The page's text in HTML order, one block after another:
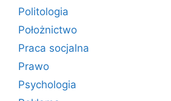
Politologia
Położnictwo
Praca socjalna
Prawo
Psychologia